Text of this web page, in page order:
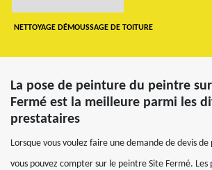
NETTOYAGE DÉMOUSSAGE DE TOITURE
La pose de peinture du peintre
Fermé est la meilleure parmi les
prestataires
Lorsque vous voulez faire une demande de devis
vous pouvez compter sur le peintre Site Fermé.